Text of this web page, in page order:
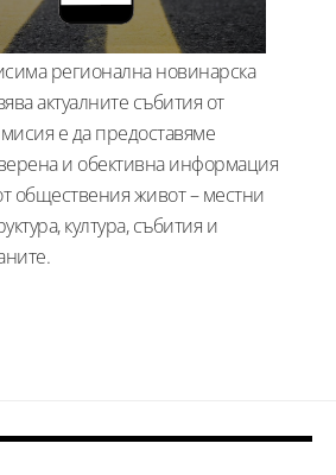
регионална новинарска
актуалните събития от
е да предоставяме
и обективна информация
обществения живот – местни
култура, събития и